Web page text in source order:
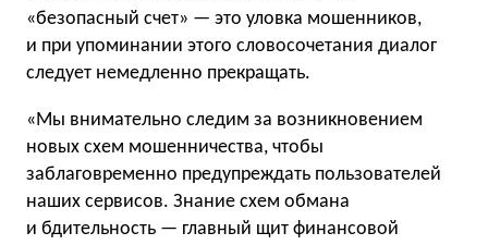
«безопасный счет» — это уловка мошенников,
и при упоминании этого словосочетания диалог
следует немедленно прекращать.
«Мы внимательно следим за возникновением
новых схем мошенничества, чтобы
заблаговременно предупреждать пользователей
наших сервисов. Знание схем обмана
и бдительность — главный щит финансовой